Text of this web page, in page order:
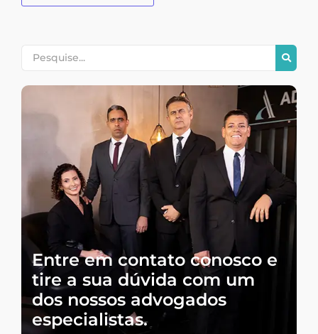
Entre em contato conosco e
tire a sua dúvida com um
dos nossos advogados
especialistas.